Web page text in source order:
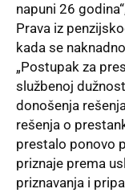
napuni 26
Prava iz
kada se
„Postupak za
službenoj
donošenja
rešenja o
prestalo ponovo
priznaje prema
priznavanja i